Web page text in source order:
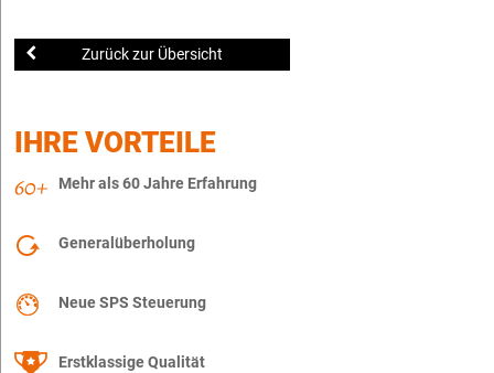
Zurück zur Übersicht
IHRE VORTEILE
Mehr als 60 Jahre Erfahrung
Generalüberholung
Neue SPS Steuerung
Erstklassige Qualität